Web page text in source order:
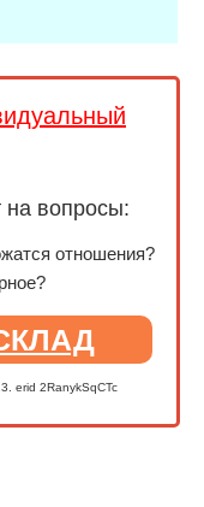
на вопросы:
отношения?
erid 2RanykSqCTc